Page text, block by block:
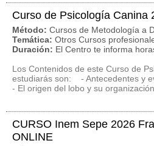
Curso de Psicología Canina
Método: Cursos de Metodología a
Temática: Otros Cursos
Duración: El Centro te informa
Los Contenidos de este Curso de
estudiarás son: - Antecedentes y
- El origen del lobo y su
CURSO Inem Sepe 2026
ONLINE